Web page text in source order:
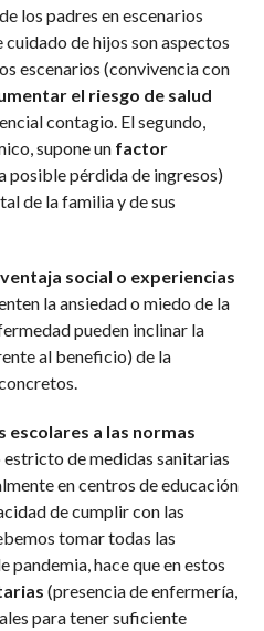
los padres en escenarios
de hijos son aspectos
escenarios (convivencia con
el riesgo de salud
contagio. El segundo,
supone unfactor
posible pérdida de ingresos)
de la familia y de sus
social o experiencias
la ansiedad o miedo de la
pueden inclinar la
al beneficio) de la
escolares a las normas
estricto de medidas sanitarias
en centros de educación
de cumplir con las
tomar todas las
pandemia, hace que en estos
(presencia de enfermería,
para tener suficiente